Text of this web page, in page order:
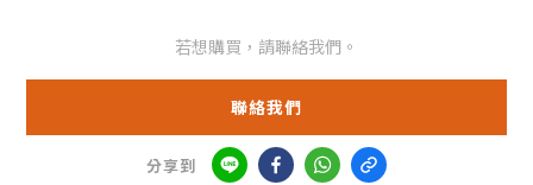
若想購買，請聯絡我們。
聯絡我們
分享到